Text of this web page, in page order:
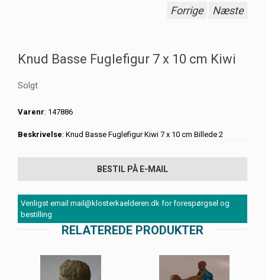
Forrige Næste
Knud Basse Fuglefigur 7 x 10 cm Kiwi
Solgt
Varenr: 147886
Beskrivelse: Knud Basse Fuglefigur Kiwi 7 x 10 cm Billede 2
BESTIL PÅ E-MAIL
Venligst email mail@klosterkaelderen.dk for forespørgsel og
bestilling
RELATEREDE PRODUKTER